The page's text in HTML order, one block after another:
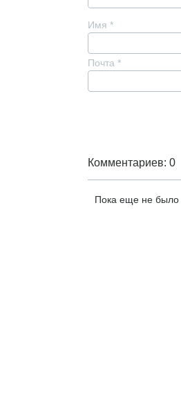
Имя *
Почта *
Комментариев: 0
Пока еще не было